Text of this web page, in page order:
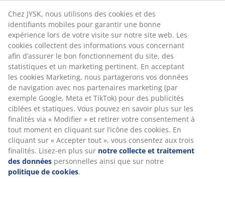
Chez JYSK, nous utilisons des cookies et des
identifiants mobiles pour garantir une bonne
expérience lors de votre visite sur notre site web. Les
cookies collectent des informations vous concernant
afin d’assurer le bon fonctionnement du site, des
statistiques et un marketing pertinent. En acceptant
les cookies Marketing, nous partagerons vos données
de navigation avec nos partenaires marketing (par
exemple Google, Meta et TikTok) pour des publicités
ciblées et statiques. Vous pouvez en savoir plus sur les
finalités via « Modifier » et retirer votre consentement à
tout moment en cliquant sur l’icône des cookies. En
cliquant sur « Accepter tout », vous consentez aux trois
finalités. Lisez-en plus sur notre collecte et traitement
des données personnelles ainsi que sur notre
politique de cookies.